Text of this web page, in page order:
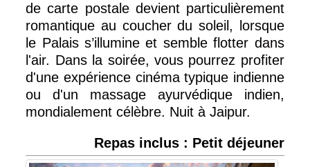
de carte postale devient particulièrement
romantique au coucher du soleil, lorsque
le Palais s’illumine et semble flotter dans
l'air. Dans la soirée, vous pourrez profiter
d'une expérience cinéma typique indienne
ou d'un massage ayurvédique indien,
mondialement célèbre. Nuit à Jaipur.
Repas inclus : Petit déjeuner